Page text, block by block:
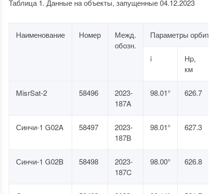
Таблица 1. Данные на объекты, запущенные 04.12.2023
Наименование Номер
Межд.
обозн.
Параметры орбиты
i
Hp,
км
MisrSat-2 58496
2023-
187A
98.01° 626.7
Синчи-1 G02A 58497
2023-
187B
98.01° 627.3
Синчи-1 G02B 58498
2023-
187C
98.00° 626.8